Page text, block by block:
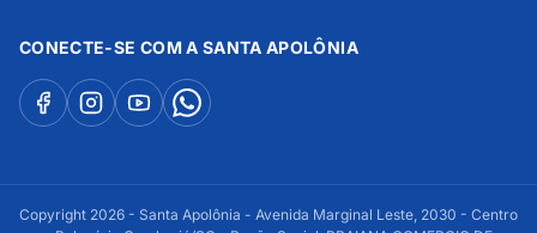
CONECTE-SE COM A SANTA APOLÔNIA
Copyright 2026 - Santa Apolônia - Avenida Marginal Leste, 2030 - Centro